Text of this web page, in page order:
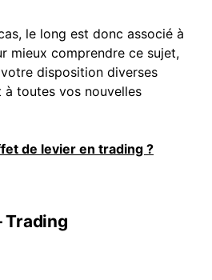
le long est donc associé à
mieux comprendre ce sujet,
disposition diverses
à toutes vos nouvelles
de levier en trading ?
Trading